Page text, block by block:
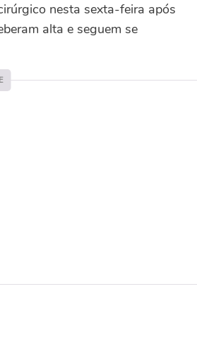
nesta sexta-feira após
alta e seguem se